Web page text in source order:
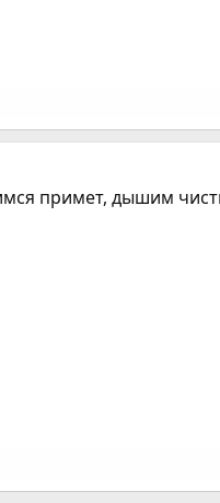
примет, дышим